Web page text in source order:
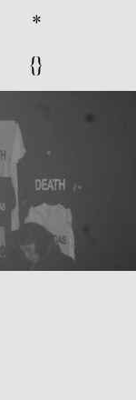
*
{}